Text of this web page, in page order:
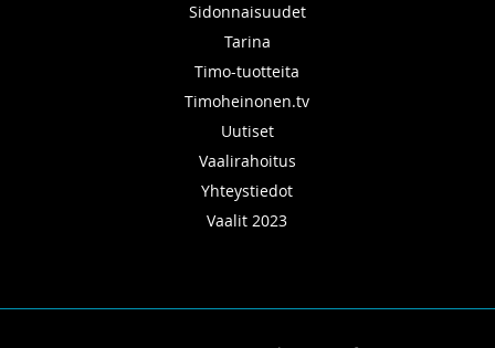
Sidonnaisuudet
Tarina
Timo-tuotteita
Timoheinonen.tv
Uutiset
Vaalirahoitus
Yhteystiedot
Vaalit 2023